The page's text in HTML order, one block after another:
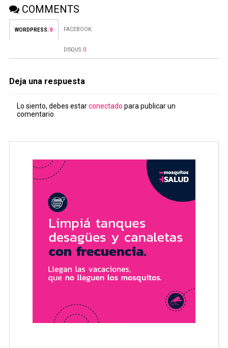
COMMENTS
WORDPRESS: 0 FACEBOOK:
DISQUS: 0
Deja una respuesta
Lo siento, debes estarconectado para publicar un
comentario.